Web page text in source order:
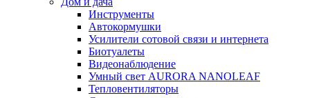
Инструменты
Автокормушки
Усилители сотовой связи и интернета
Биотуалеты
Видеонаблюдение
Умный свет AURORA NANOLEAF
Тепловентиляторы